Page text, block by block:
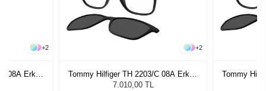
+2
08A Erkek
+2
Tommy Hilfiger TH 2203/C 08A Erkek
Güneş Gözlüğü
7.010,00 TL
Tommy